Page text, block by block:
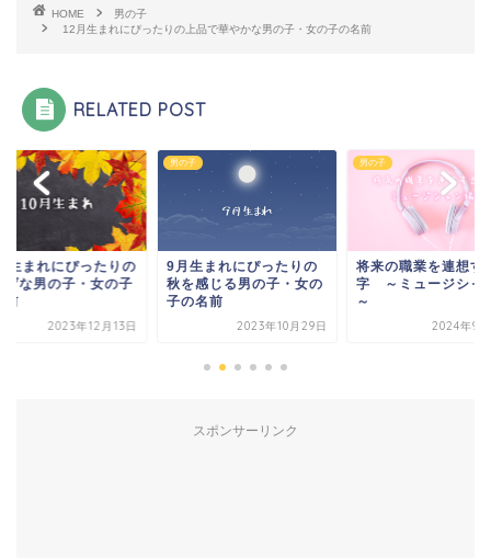
HOME
男の子
12月生まれにぴったりの上品で華やかな男の子・女の子の名前
RELATED POST
生まれにぴったりの
げな男の子・女の子
前
2023年12月13日
男の子
9月生まれにぴったりの
秋を感じる男の子・女の
子の名前
2023年10月29日
男の子
将来の職業を連想す
字 ～ミュージシャ
～
2024年9
スポンサーリンク